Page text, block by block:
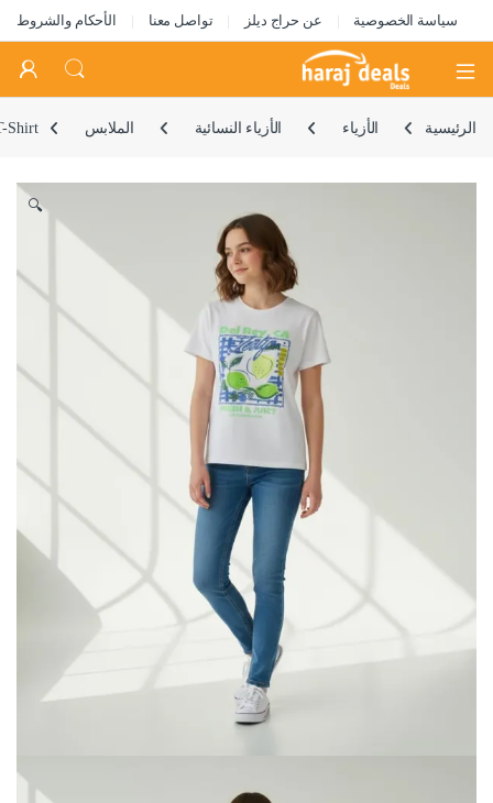
سياسة الخصوصية عن حراج ديلز تواصل معنا الأحكام والشروط
Open
الرئيسية الأزياء الأزياء النسائية الملابس Shirt
🔍